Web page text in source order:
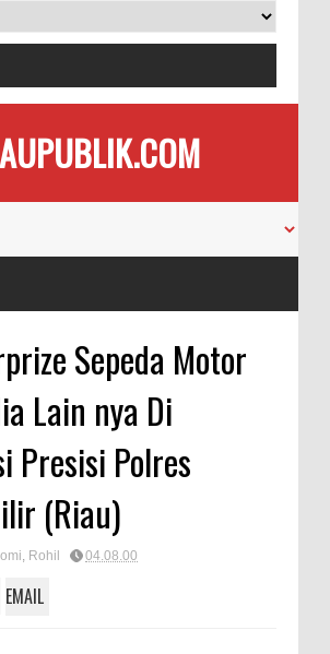
Sepeda Motor
Lain nya Di
Presisi Polres
(Riau)
, Rohil 04.08.00
EMAIL